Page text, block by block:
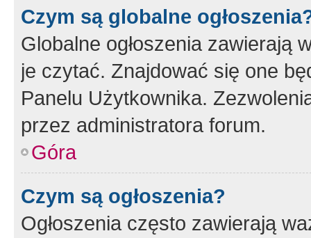
Czym są globalne
Globalne ogłoszenia zawierają
je czytać. Znajdować się one
Panelu Użytkownika.
przez administratora forum.
Góra
Czym są ogłoszenia?
Ogłoszenia często zawierają